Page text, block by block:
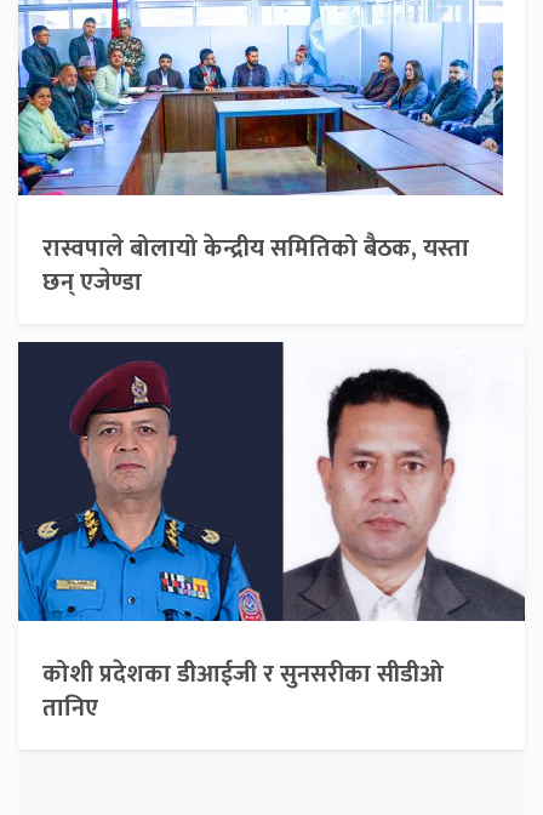
रास्वपाले बोलायो केन्द्रीय समितिको बैठक, यस्ता
छन् एजेण्डा
कोशी प्रदेशका डीआईजी र सुनसरीका सीडीओ
तानिए